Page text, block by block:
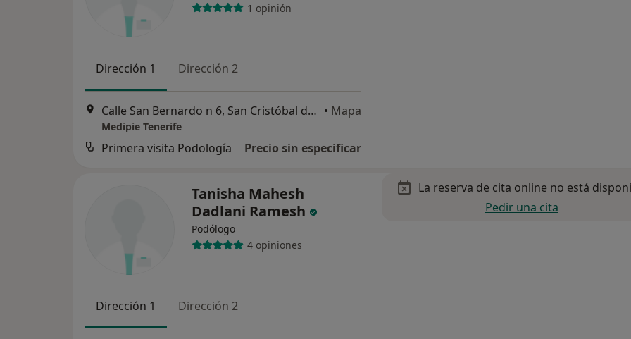
1 opinión
Dirección 1 Dirección 2
Calle San Bernardo n 6, San Cristóbal de la Laguna • Mapa
Medipie Tenerife
Primera visita Podología Precio sin especificar
Tanisha Mahesh
Dadlani Ramesh
Podólogo
4 opiniones
Dirección 1 Dirección 2
La reserva de cita online no está
Pedir una cita